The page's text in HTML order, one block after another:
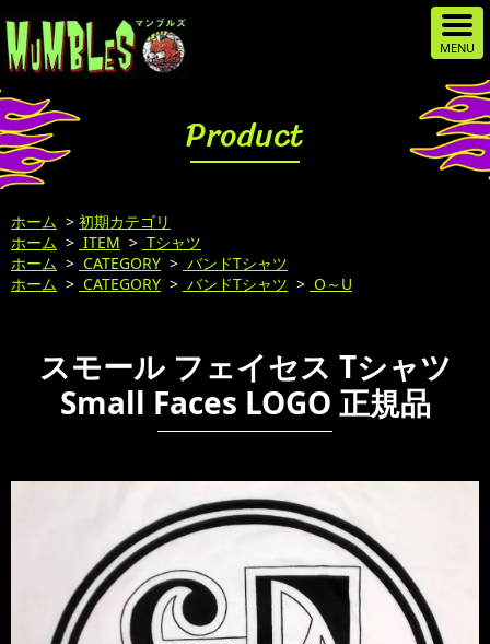
Product
ホーム > 初期カテゴリ
ホーム > ITEM > Tシャツ
ホーム > CATEGORY > バンドTシャツ
ホーム > CATEGORY > バンドTシャツ > O～U
スモール フェイセス Tシャツ
Small Faces LOGO 正規品